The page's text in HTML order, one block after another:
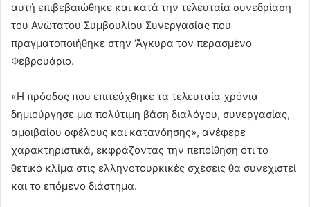
αυτή επιβεβαιώθηκε και κατά την τελευταία συνεδρίαση
του Ανώτατου Συμβουλίου Συνεργασίας που
πραγματοποιήθηκε στην ‘Άγκυρα τον περασμένο
Φεβρουάριο.
«Η πρόοδος που επιτεύχθηκε τα τελευταία χρόνια
δημιούργησε μια πολύτιμη βάση διαλόγου, συνεργασίας,
αμοιβαίου οφέλους και κατανόησης», ανέφερε
χαρακτηριστικά, εκφράζοντας την πεποίθηση ότι το
θετικό κλίμα στις ελληνοτουρκικές σχέσεις θα συνεχιστεί
και το επόμενο διάστημα.